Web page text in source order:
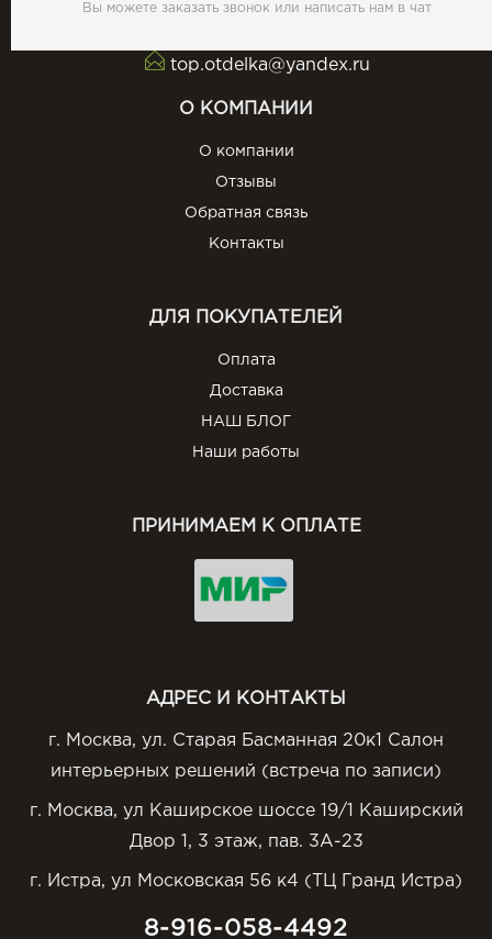
Вы можете заказать звонок или написать нам в чат
top.otdelka@yandex.ru
О КОМПАНИИ
О компании
Отзывы
Обратная связь
Контакты
ДЛЯ ПОКУПАТЕЛЕЙ
Оплата
Доставка
НАШ БЛОГ
Наши работы
ПРИНИМАЕМ К ОПЛАТЕ
АДРЕС И КОНТАКТЫ
г. Москва, ул. Старая Басманная 20к1 Салон
интерьерных решений (встреча по записи)
г. Москва, ул Каширское шоссе 19/1 Каширский
Двор 1, 3 этаж, пав. 3А-23
г. Истра, ул Московская 56 к4 (ТЦ Гранд Истра)
8-916-058-4492